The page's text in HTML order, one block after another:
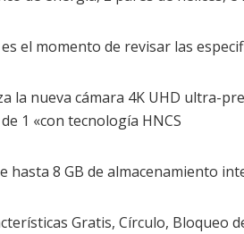
el momento de revisar las
la nueva cámara 4K UHD ultra-
1 «con tecnología HNCS
hasta 8 GB de almacenamiento
Gratis, Círculo, Bloqueo